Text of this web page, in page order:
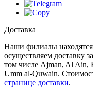
Доставка
Наши филиалы
осуществляем доставку
том числе Ajman, Al Ain‎,
Umm al-Quwain.
странице доставки.